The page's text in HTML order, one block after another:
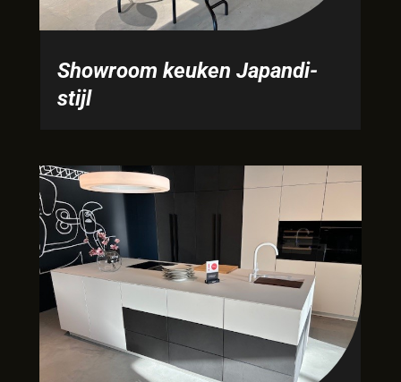
Showroom keuken Japandi-
stijl